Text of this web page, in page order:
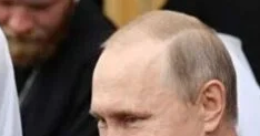
България 17.06.2026
България не подкрепя
Европейския съюз. Това